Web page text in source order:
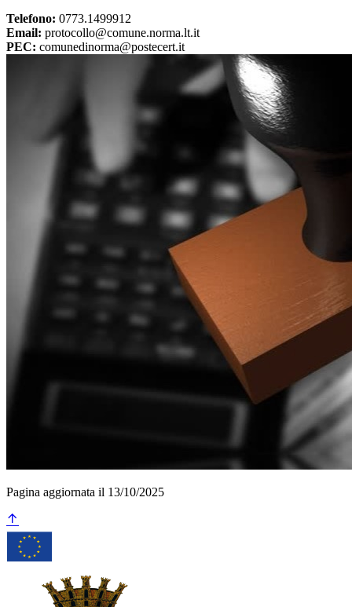
Telefono: 0773.1499912
Email: protocollo@comune.norma.lt.it
PEC: comunedinorma@postecert.it
Pagina aggiornata il 13/10/2025